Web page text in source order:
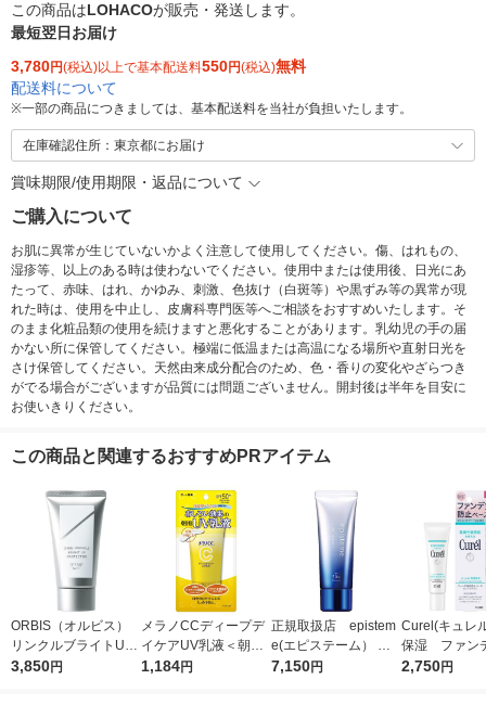
この商品はLOHACOが販売・発送します。
最短翌日お届け
3,780円(税込)以上で基本配送料550円(税込)無料
配送料について
※一部の商品につきましては、基本配送料を当社が負担いたします。
在庫確認住所：東京都にお届け
賞味期限/使用期限・返品について
ご購入について
お肌に異常が生じていないかよく注意して使用してください。傷、はれもの、
湿疹等、以上のある時は使わないでください。使用中または使用後、日光にあ
たって、赤味、はれ、かゆみ、刺激、色抜け（白斑等）や黒ずみ等の異常が現
れた時は、使用を中止し、皮膚科専門医等へご相談をおすすめいたします。そ
のまま化粧品類の使用を続けますと悪化することがあります。乳幼児の手の届
かない所に保管してください。極端に低温または高温になる場所や直射日光を
さけ保管してください。天然由来成分配合のため、色・香りの変化やざらつき
がでる場合がございますが品質には問題ございません。開封後は半年を目安に
お使いきりください。
この商品と関連するおすすめPRアイテム
ORBIS（オルビス）
リンクルブライトUV
プロテクター N 50g
3,850円
メラノCCディープデ
イケアUV乳液＜朝用
日焼け止め乳液＞50g
1,184円
正規取扱店 epistem
e(エピステーム） ホ
ワイトUVレーザー SP
7,150円
Curel(キュレ
保湿 ファン
止ベース 30
2,750円